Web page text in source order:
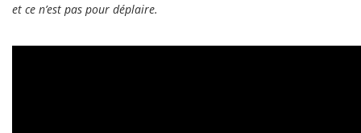
et ce n’est pas pour déplaire.